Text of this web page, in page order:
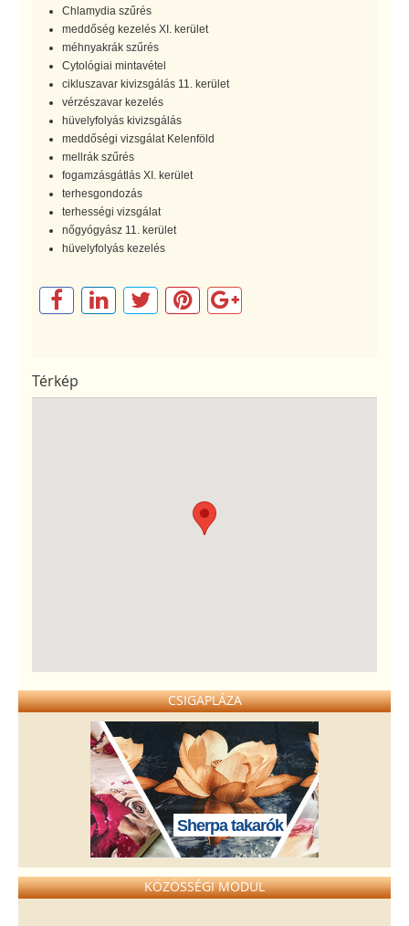
Chlamydia szűrés
meddőség kezelés XI. kerület
méhnyakrák szűrés
Cytológiai mintavétel
cikluszavar kivizsgálás 11. kerület
vérzészavar kezelés
hüvelyfolyás kivizsgálás
meddőségi vizsgálat Kelenföld
mellrák szűrés
fogamzásgátlás XI. kerület
terhesgondozás
terhességi vizsgálat
nőgyógyász 11. kerület
hüvelyfolyás kezelés
Térkép
CSIGAPLÁZA
Sherpa takarók
KÖZÖSSÉGI MODUL